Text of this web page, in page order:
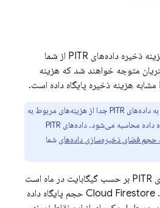
را فعال کنید، هزینه ذخیره داده‌های PITR از شما
متوجه خواهند شد که هزینه
هزینه‌های مربوط به داده‌های PITR جدا از هزینه‌های مربوط به
حجم فضای ذخیره‌سازی پایگاه داده محاسبه می‌شود. داده‌های PITR
حجم فضای ذخیره‌سازی داده‌های شما
هزینه‌های ذخیره‌سازی برای PITR بر حسب گیگابایت در ماه است
Cloud Firestore حجم پایگاه داده